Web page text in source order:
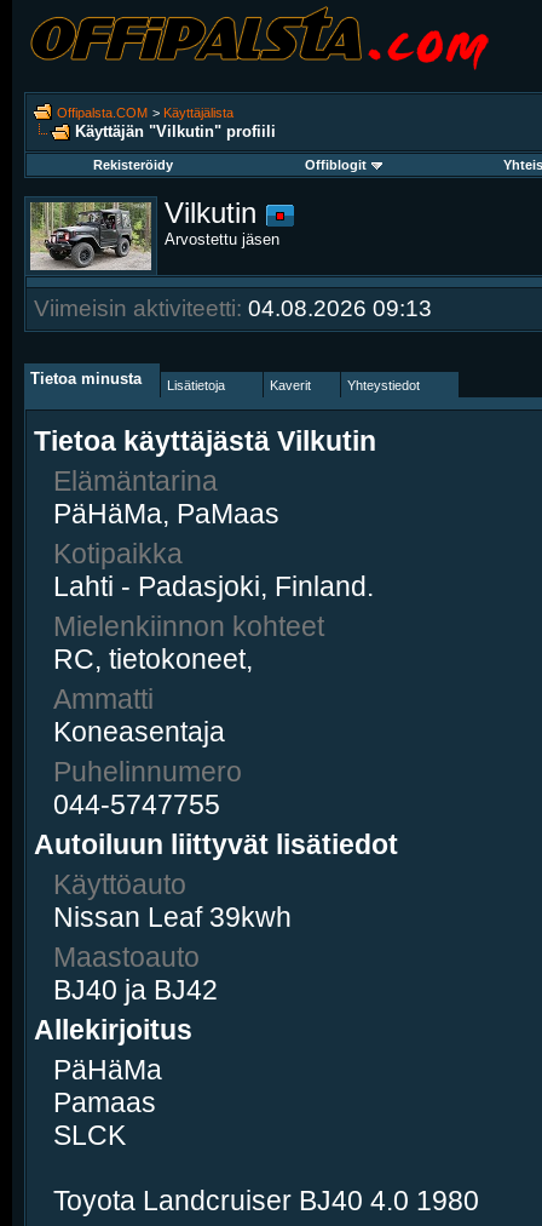
Offipalsta.COM > Käyttäjälista
Käyttäjän "Vilkutin" profiili
Rekisteröidy Offiblogit
Vilkutin
Arvostettu jäsen
Viimeisin aktiviteetti: 04.08.2026 09:13
Tietoa minusta Lisätietoja Kaverit Yhteystiedot
Tietoa käyttäjästä Vilkutin
Elämäntarina
PäHäMa, PaMaas
Kotipaikka
Lahti - Padasjoki, Finland.
Mielenkiinnon kohteet
RC, tietokoneet,
Ammatti
Koneasentaja
Puhelinnumero
044-5747755
Autoiluun liittyvät lisätiedot
Käyttöauto
Nissan Leaf 39kwh
Maastoauto
BJ40 ja BJ42
Allekirjoitus
PäHäMa
Pamaas
SLCK
Toyota Landcruiser BJ40 4.0 1980